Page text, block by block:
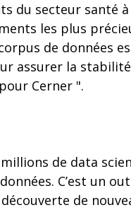
du secteur santé
les plus
de données
assurer la stabilité
Cerner ".
de data
C’est un
de